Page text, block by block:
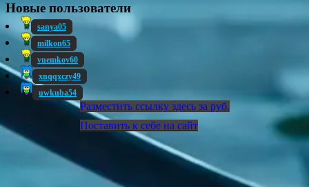
Новые пользователи
sanya05
milkon65
vnemkov60
xnqqxczy49
uwkuba54
Разместить ссылку здесь за руб.
Поставить к себе на сайт